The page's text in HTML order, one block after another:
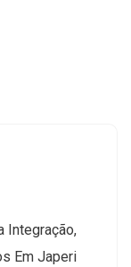
Integração,
Em Japeri